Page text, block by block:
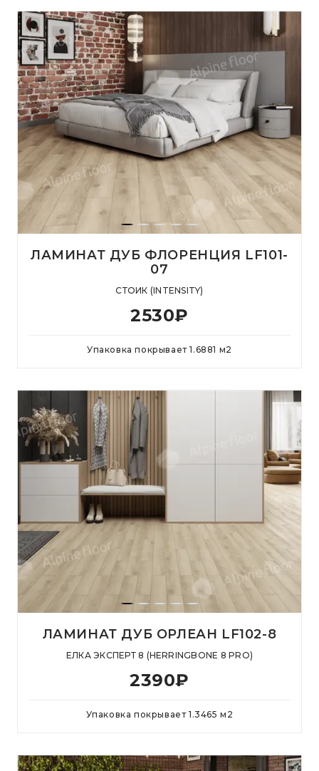
ЛАМИНАТ ДУБ ФЛОРЕНЦИЯ LF101-
07
СТОИК (INTENSITY)
2530₽
Упаковка покрывает1.6881 м2
ЛАМИНАТ ДУБ ОРЛЕАН LF102-8
ЕЛКА ЭКСПЕРТ 8 (HERRINGBONE 8 PRO)
2390₽
Упаковка покрывает 1.3465 м 2